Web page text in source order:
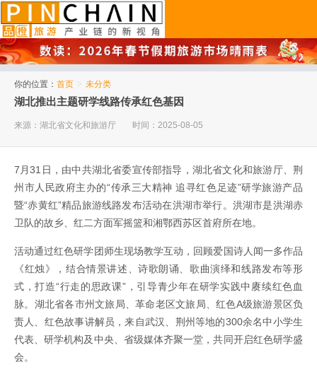
你的位置： 首页 > 未分类
湖北推出主题研学线路传承红色基因
来源：湖北省文化和旅游厅 时间：2025-08-05
7月31日，由中共湖北省委宣传部指导，湖北省文化和旅游厅、荆
州市人民政府主办的“传承三大精神 追寻红色足迹”研学旅游产品
暨“赤黄红”精品旅游线路发布活动在洪湖市举行。洪湖市是洪湖赤
卫队的故乡、红二方面军摇篮和湘鄂西苏区首府所在地。
活动通过红色研学团师生现场教学互动，回顾爱国诗人闻一多作品
《红烛》，结合情景讲述、诗歌朗诵、歌曲演绎和线路发布等形
式，打造“行走的思政课”，引导青少年在研学实践中赓续红色血
脉。湖北省各市州文旅局、革命老区文旅局、红色A级旅游景区负
责人、红色故事讲解员，来自武汉、荆州等地的300余名中小学生
代表、研学机构及中央、省级媒体齐聚一堂，共同开启红色研学盛
会。